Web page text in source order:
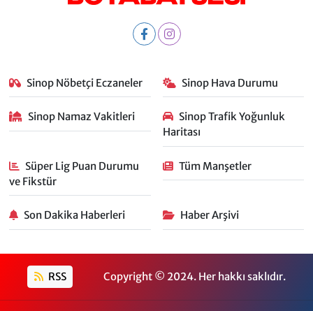
Sinop Nöbetçi Eczaneler Sinop Hava Durumu
Sinop Namaz Vakitleri
Sinop Trafik Yoğunluk
Haritası
Süper Lig Puan Durumu
ve Fikstür
Tüm Manşetler
Son Dakika Haberleri Haber Arşivi
RSS Copyright © 2024. Her hakkı saklıdır.